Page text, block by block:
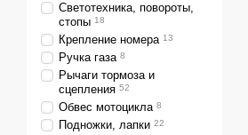
Светотехника, повороты,
стопы 18
Крепление номера 13
Ручка газа 8
Рычаги тормоза и
сцепления 52
Обвес мотоцикла 8
Подножки, лапки 22